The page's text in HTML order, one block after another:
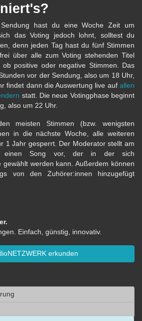
hast du eine Woche Zeit um
das Voting jedoch lohnt, solltest du
denn jeden Tag hast du fünf Stimmen
über alle zum Voting stehenden Titel
positive oder negative Stimmen. Das
vor der Sendung, also um 18 Uhr,
findet dann die Auswertung live auf allen
statt. Die neue Votingphase beginnt
also um 22 Uhr.
meisten Stimmen (bzw. wenigsten
in die nächste Woche, alle weiteren
1 Jahr gesperrt. Der Moderator stellt am
einen Song vor, der in der sich
gewählt werden kann. Außerdem können
von den Zuhörer:innen hinzugefügt
Einfach, günstig, innovativ.
erkunden